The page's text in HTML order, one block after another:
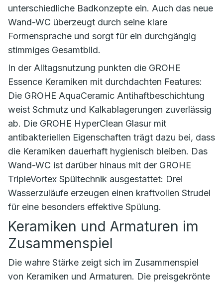
unterschiedliche Badkonzepte ein. Auch das neue
Wand-WC überzeugt durch seine klare
Formensprache und sorgt für ein durchgängig
stimmiges Gesamtbild.
In der Alltagsnutzung punkten die GROHE
Essence Keramiken mit durchdachten Features:
Die GROHE AquaCeramic Antihaftbeschichtung
weist Schmutz und Kalkablagerungen zuverlässig
ab. Die GROHE HyperClean Glasur mit
antibakteriellen Eigenschaften trägt dazu bei, dass
die Keramiken dauerhaft hygienisch bleiben. Das
Wand-WC ist darüber hinaus mit der GROHE
TripleVortex Spültechnik ausgestattet: Drei
Wasserzuläufe erzeugen einen kraftvollen Strudel
für eine besonders effektive Spülung.
Keramiken und Armaturen im
Zusammenspiel
Die wahre Stärke zeigt sich im Zusammenspiel
von Keramiken und Armaturen. Die preisgekrönte